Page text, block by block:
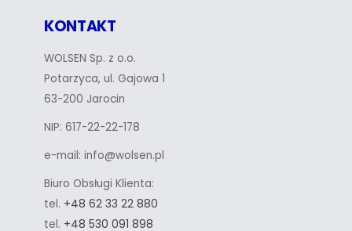
KONTAKT
WOLSEN Sp. z o.o.
Potarzyca, ul. Gajowa 1
63-200 Jarocin
NIP: 617-22-22-178
e-mail: info@wolsen.pl
Biuro Obsługi Klienta:
tel. +48 62 33 22 880
tel. +48 530 091 898